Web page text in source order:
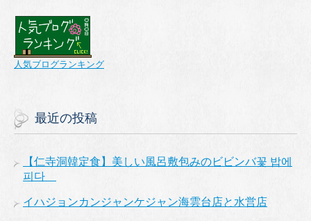
人気ブログランキング
最近の投稿
【仁寺洞韓定食】美しい風呂敷包みのビビンバ꽃 밥에
피다
イハジョンカンジャンケジャン海雲台店と水営店